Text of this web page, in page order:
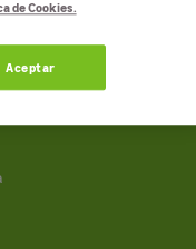
de Cookies.
Aceptar